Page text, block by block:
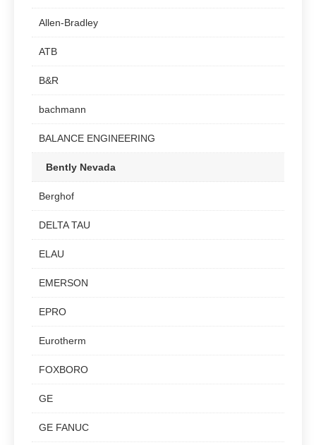
Allen-Bradley
ATB
B&R
bachmann
BALANCE ENGINEERING
Bently Nevada
Berghof
DELTA TAU
ELAU
EMERSON
EPRO
Eurotherm
FOXBORO
GE
GE FANUC